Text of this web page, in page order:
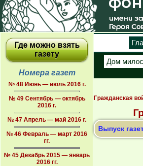
Где можно взять
газету
Номера газет
№ 48 Июнь — июль 2016 г.
№ 49 Сентябрь — октябрь
2016 г.
№ 47 Апрель — май 2016 г.
№ 46 Февраль — март 2016
гг.
№ 45 Декабрь 2015 — январь
2016 гг.
Дом
Гражданская
Выпуск